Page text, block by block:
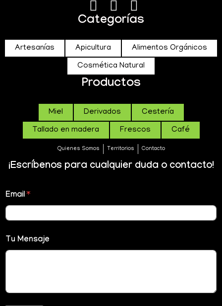
Categorías
Artesanías Apicultura
Alimentos Orgánicos
Cosmética Natural
Productos
Miel Derivados
Cestería
Tallado en madera
Frescos Café
Quienes Somos Territorios Contacto
¡Escríbenos para cualquier duda o contacto!
Email*
Tu Mensaje